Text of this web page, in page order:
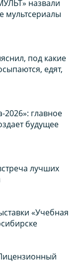
назвали
мультсериалы
под какие
едят,
2026»: главное
будущее
лучших
«Учебная